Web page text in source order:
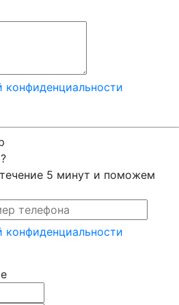
конфиденциальности
5 минут и поможем
конфиденциальности